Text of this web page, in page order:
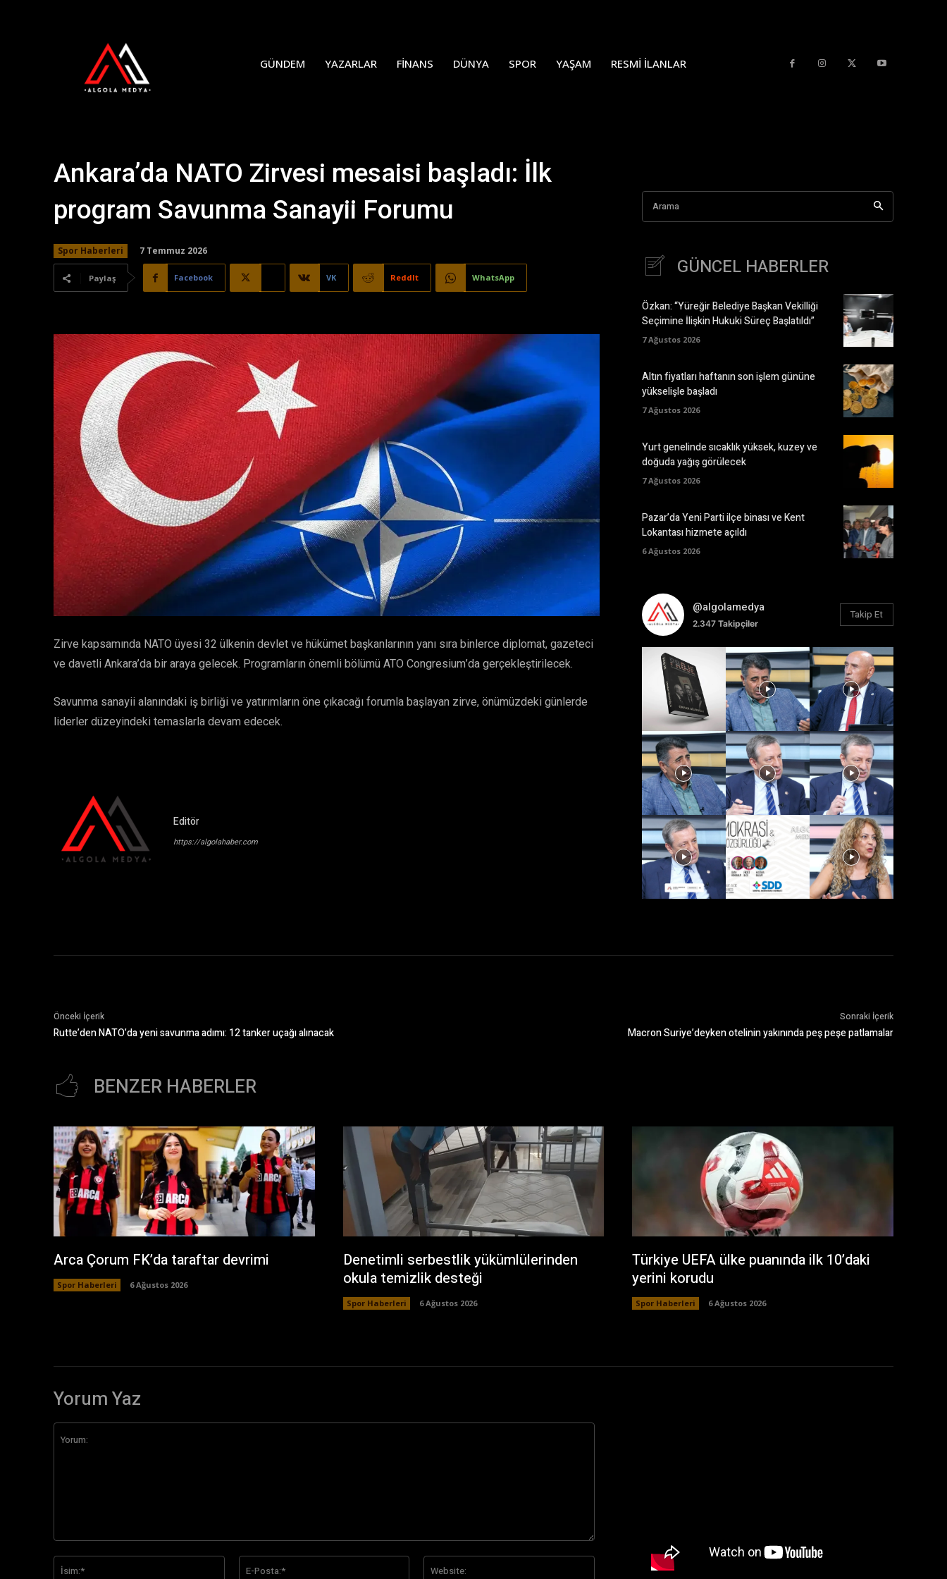
GÜNDEM YAZARLAR FINANS DÜNYA SPOR YAŞAM RESMI İLANLAR
Ankara’da NATO Zirvesi mesaisi başladı: İlk
program Savunma Sanayii Forumu
Spor Haberleri 7 Temmuz 2026
Paylaş Facebook VK ReddIt WhatsApp
Zirve kapsamında NATO üyesi 32 ülkenin devlet ve hükümet başkanlarının yanı sıra binlerce diplomat, gazeteci
ve davetli Ankara’da bir araya gelecek. Programların önemli bölümü ATO Congresium’da gerçekleştirilecek.
Savunma sanayii alanındaki iş birliği ve yatırımların öne çıkacağı forumla başlayan zirve, önümüzdeki günlerde
liderler düzeyindeki temaslarla devam edecek.
Editör
https://algolahaber.com
Arama
GÜNCEL HABERLER
Özkan: “Yüreğir Belediye Başkan Vekilliği
Seçimine İlişkin Hukuki Süreç Başlatıldı”
7 Ağustos 2026
Altın fiyatları haftanın son işlem gününe
yükselişle başladı
7 Ağustos 2026
Yurt genelinde sıcaklık yüksek, kuzey ve
doğuda yağış görülecek
7 Ağustos 2026
Pazar’da Yeni Parti ilçe binası ve Kent
Lokantası hizmete açıldı
6 Ağustos 2026
@algolamedya
2.347Takipçiler
Takip Et
Önceki İçerik
Rutte’den NATO’da yeni savunma adımı: 12 tanker uçağı alınacak
Sonraki İçerik
Macron Suriye’deyken otelinin yakınında peş peşe patlamalar
BENZER HABERLER
Arca Çorum FK’da taraftar devrimi
Spor Haberleri 6 Ağustos 2026
Denetimli serbestlik yükümlülerinden
okula temizlik desteği
Spor Haberleri 6 Ağustos 2026
Türkiye UEFA ülke puanında ilk 10’daki
yerini korudu
Spor Haberleri 6 Ağustos 2026
Yorum Yaz